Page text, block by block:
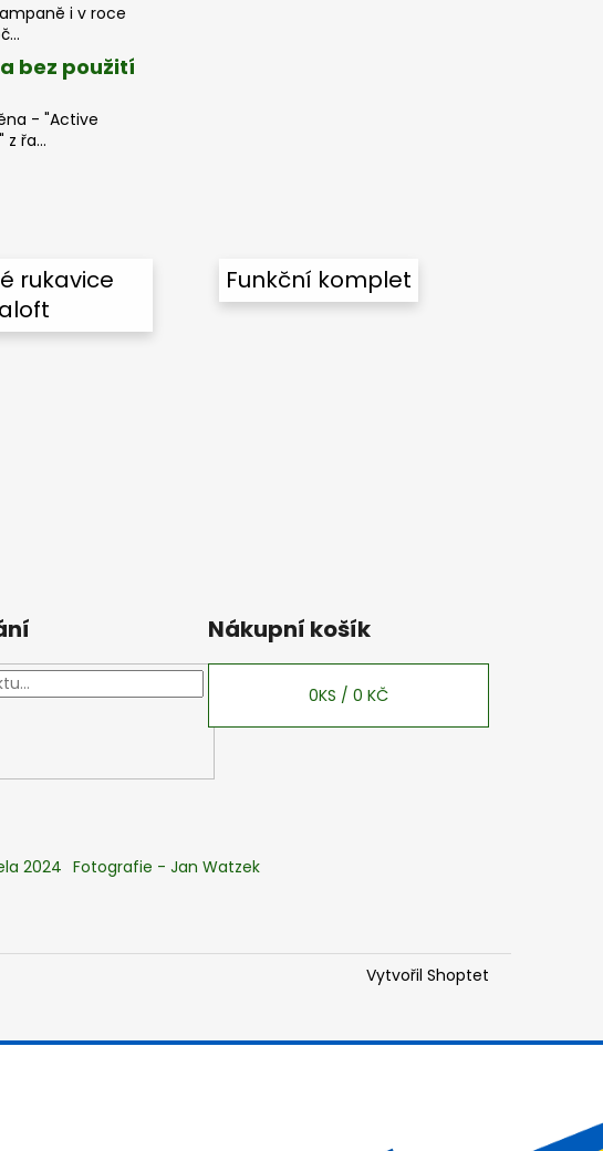
i v roce
bez použití
- "Active
řa...
rukavice
Funkční komplet
Nákupní košík
0KS / 0 KČ
2024 Fotografie - Jan Watzek
Vytvořil Shoptet